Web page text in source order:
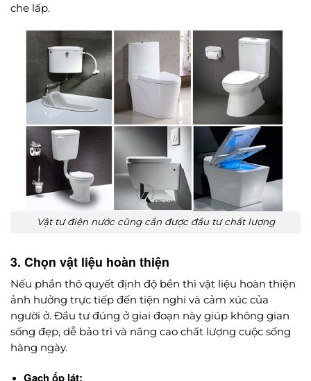
che lấp.
Vật tư điện nước cũng cần được đầu tư chất lượng
3. Chọn vật liệu hoàn thiện
Nếu phần thô quyết định độ bền thì vật liệu hoàn thiện
ảnh hưởng trực tiếp đến tiện nghi và cảm xúc của
người ở. Đầu tư đúng ở giai đoạn này giúp không gian
sống đẹp, dễ bảo trì và nâng cao chất lượng cuộc sống
hàng ngày.
Gạch ốp lát: